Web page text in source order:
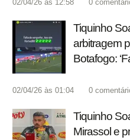
02/04/26 às 12:58 0
Tiquinho
arbitragem
Botafogo:
02/04/26 às 01:04 0
Tiquinho
Mirassol e